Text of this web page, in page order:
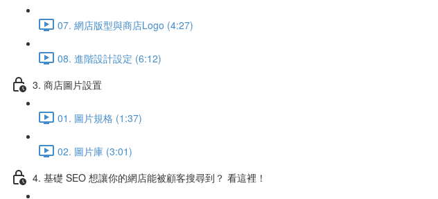
07. 網店版型與商店Logo (4:27)
08. 進階設計設定 (6:12)
3. 商店圖片設置
01. 圖片規格 (1:37)
02. 圖片庫 (3:01)
4. 基礎 SEO 想讓你的網店能被顧客搜尋到？ 看這裡！